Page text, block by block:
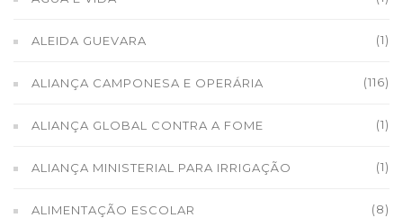
ALEIDA GUEVARA (1)
ALIANÇA CAMPONESA E OPERÁRIA (116)
ALIANÇA GLOBAL CONTRA A FOME (1)
ALIANÇA MINISTERIAL PARA IRRIGAÇÃO (1)
ALIMENTAÇÃO ESCOLAR (8)